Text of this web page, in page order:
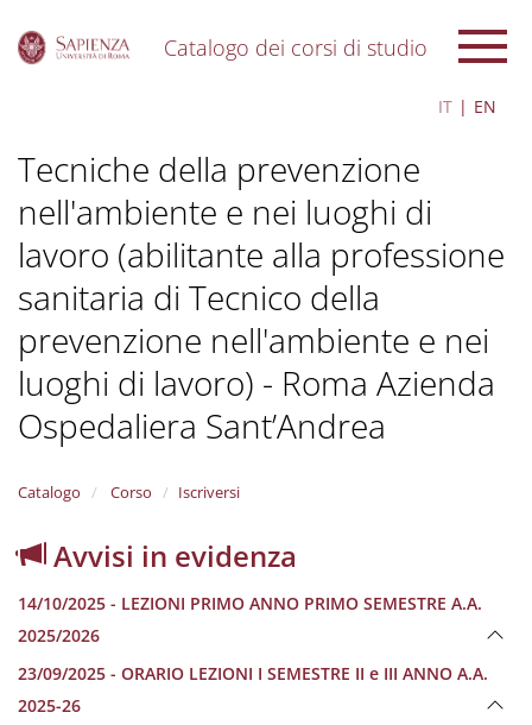
Catalogo dei corsi di studio
IT EN
Tecniche della prevenzione
nell'ambiente e nei luoghi di
lavoro (abilitante alla professione
sanitaria di Tecnico della
prevenzione nell'ambiente e nei
luoghi di lavoro) - Roma Azienda
Ospedaliera Sant’Andrea
Catalogo Corso Iscriversi
Avvisi in evidenza
14/10/2025 - LEZIONI PRIMO ANNO PRIMO SEMESTRE A.A.
2025/2026
23/09/2025 - ORARIO LEZIONI I SEMESTRE II e III ANNO A.A.
2025-26